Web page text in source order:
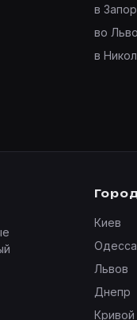
в
во
в
Киев
Одесса
Львов
Днепр
Кривой